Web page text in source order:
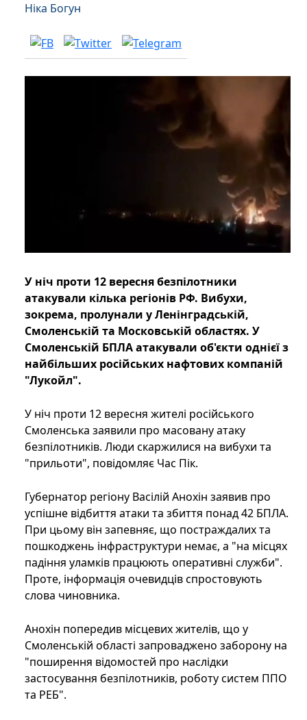
Ніка Богун
У ніч проти 12 вересня безпілотники
атакували кілька регіонів РФ. Вибухи,
зокрема, пролунали у Ленінградській,
Смоленській та Московській областях. У
Смоленській БПЛА атакували об'єкти однієї з
найбільших російських нафтових компаній
"Лукойл".
У ніч проти 12 вересня жителі російського
Смоленська заявили про масовану атаку
безпілотників. Люди скаржилися на вибухи та
"прильоти", повідомляє Час Пік.
Губернатор регіону Васілій Анохін заявив про
успішне відбиття атаки та збиття понад 42 БПЛА.
При цьому він запевняє, що постраждалих та
пошкоджень інфраструктури немає, а "на місцях
падіння уламків працюють оперативні служби".
Проте, інформація очевидців спростовують
слова чиновника.
Анохін попередив місцевих жителів, що у
Смоленській області запроваджено заборону на
"поширення відомостей про наслідки
застосування безпілотників, роботу систем ППО
та РЕБ".